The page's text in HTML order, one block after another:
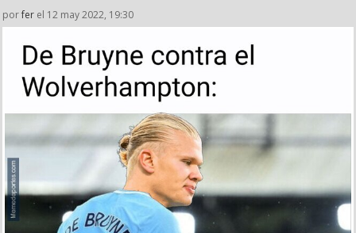
porfer el 12 may 2022, 19:30